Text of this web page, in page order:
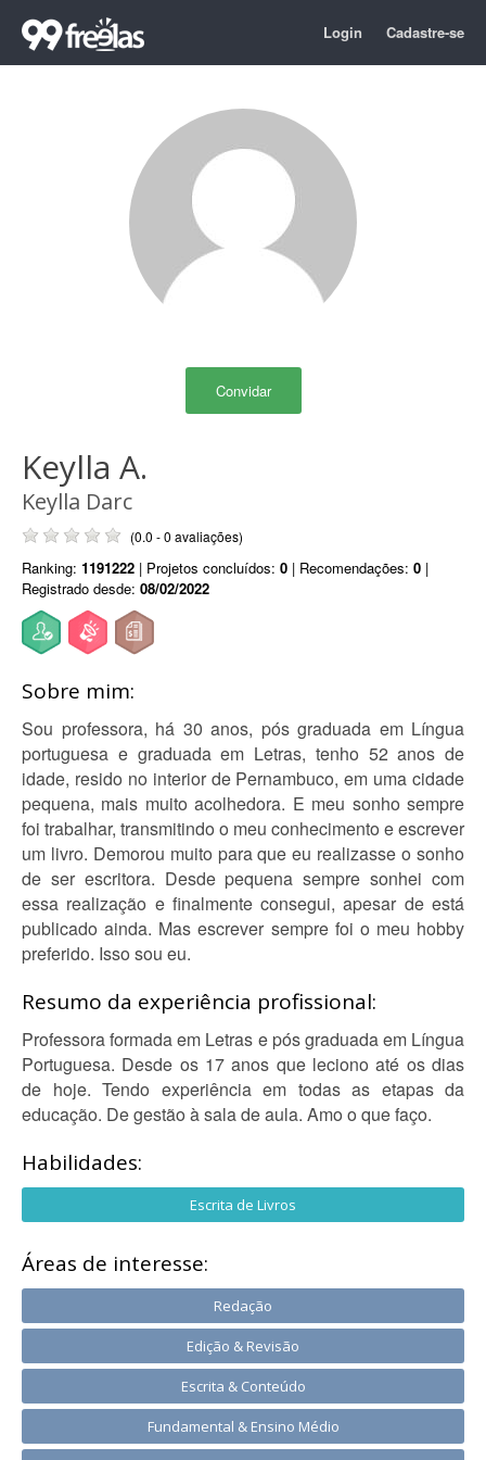
Login Cadastre-se
Convidar
Keylla A.
Keylla Darc
(0.0 - 0 avaliações)
Ranking: 1191222 | Projetos concluídos: 0 | Recomendações: 0 |
Registrado desde: 08/02/2022
Sobre mim:
Sou professora, há 30 anos, pós graduada em Língua
portuguesa e graduada em Letras, tenho 52 anos de
idade, resido no interior de Pernambuco, em uma cidade
pequena, mais muito acolhedora. E meu sonho sempre
foi trabalhar, transmitindo o meu conhecimento e escrever
um livro. Demorou muito para que eu realizasse o sonho
de ser escritora. Desde pequena sempre sonhei com
essa realização e finalmente consegui, apesar de está
publicado ainda. Mas escrever sempre foi o meu hobby
preferido. Isso sou eu.
Resumo da experiência profissional:
Professora formada em Letras e pós graduada em Língua
Portuguesa. Desde os 17 anos que leciono até os dias
de hoje. Tendo experiência em todas as etapas da
educação. De gestão à sala de aula. Amo o que faço.
Habilidades:
Escrita de Livros
Áreas de interesse:
Redação
Edição & Revisão
Escrita & Conteúdo
Fundamental & Ensino Médio